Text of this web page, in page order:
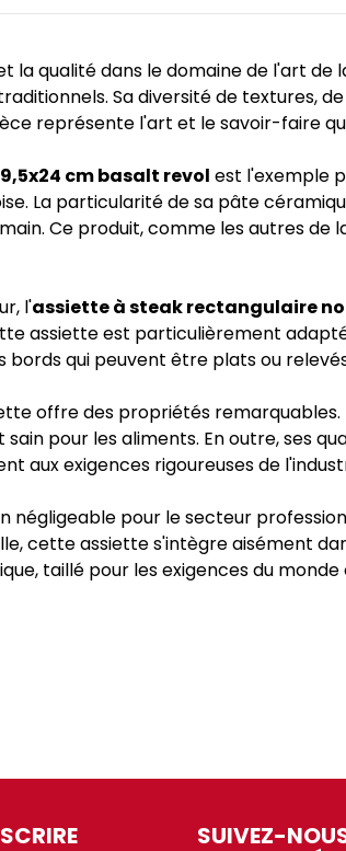
qualité dans le domaine de l'art de
Sa diversité de textures,
représente l'art et le savoir-faire
cm basalt revol est l'exemple
La particularité de sa pâte
Ce produit, comme les autres
l'assiette à steak rectangulaire
assiette est particulièrement
qui peuvent être plats ou
offre des propriétés remarquables.
pour les aliments. En outre, ses
aux exigences rigoureuses de
pour le secteur
cette assiette s'intègre aisément
taillé pour les exigences du
SUIVEZ-